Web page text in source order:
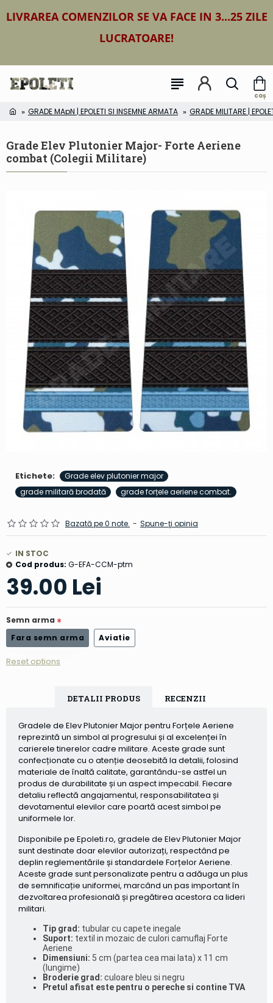
LIVRAREA COMENZILOR SE VA FACE IN 3...25 ZILE
LUCRATOARE!
GRADE MApN | EPOLETI SI INSEMNE ARMATA GRADE MILITARE |
Grade Elev Plutonier Major- Forte Aeriene
combat (Colegii Militare)
Etichete:
Grade elev plutonier major
grade militară brodată
grade forțele aeriene combat.
Bazată pe 0 note. - Spune-ţi opinia
39.00 Lei
IN STOC
Cod produs: G-EFA-CCM-ptm
Semn arma
Fara semn arma
Aviatie
Reset options
DETALII PRODUS RECENZII
Gradele de Elev Plutonier Major pentru Forțele Aeriene
reprezintă un simbol al progresului și al excelenței în
carierele tinerelor cadre militare. Aceste grade sunt
confecționate cu o atenție deosebită la detalii, folosind
materiale de înaltă calitate, garantându-se astfel un
produs de durabilitate și un aspect impecabil. Fiecare
detaliu reflectă angajamentul, responsabilitatea și
devotamentul elevilor care poartă acest simbol pe
uniformele lor.
Disponibile pe Epoleti.ro, gradele de Elev Plutonier Major
sunt destinate doar elevilor autorizați, respectând pe
deplin reglementările și standardele Forțelor Aeriene.
Aceste grade sunt personalizate pentru a adăuga un plus
de semnificație uniformei, marcând un pas important în
dezvoltarea profesională și pregătirea acestora ca lideri
militari.
Tip grad: tubular cu capete inegale
Suport: textil in mozaic de culori camuflaj Forte
Aeriene
Dimensiuni: 5 cm (partea cea mai lata) x 11 cm
(lungime)
Broderie grad: culoare bleu si negru
Pretul afisat este pentru o pereche si contine TVA